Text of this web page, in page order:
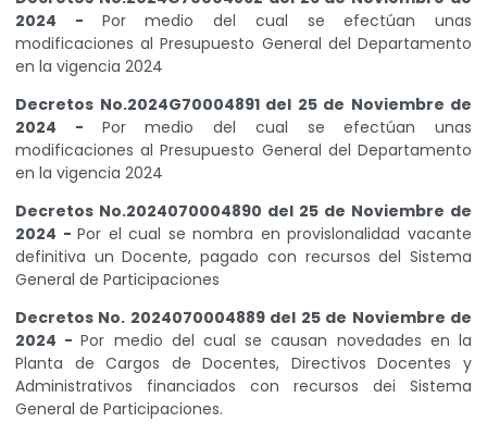
2024 - Por medio del cual se efectúan unas
modificaciones al Presupuesto General del Departamento
en la vigencia 2024
Decretos No.2024G70004891 del 25 de Noviembre de
2024 - Por medio del cual se efectúan unas
modificaciones al Presupuesto General del Departamento
en la vigencia 2024
Decretos No.2024070004890 del 25 de Noviembre de
2024 -Por el cual se nombra en provislonalidad vacante
definitiva un Docente, pagado con recursos del Sistema
General de Participaciones
Decretos No. 2024070004889 del 25 de Noviembre de
2024 -Por medio del cual se causan novedades en la
Planta de Cargos de Docentes, Directivos Docentes y
Administrativos financiados con recursos dei Sistema
General de Participaciones.